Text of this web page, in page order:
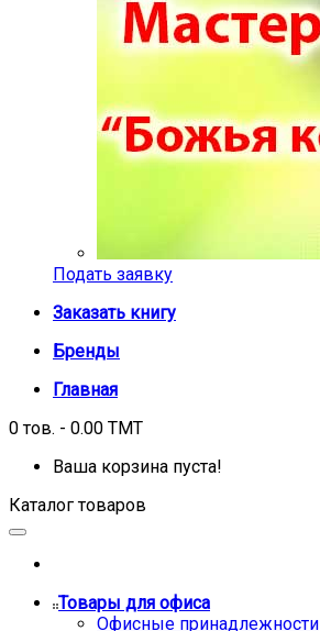
Подать заявку
Заказать книгу
Бренды
Главная
0 тов. - 0.00 TMT
Ваша корзина пуста!
Каталог товаров
Товары для офиса
Офисные принадлежности